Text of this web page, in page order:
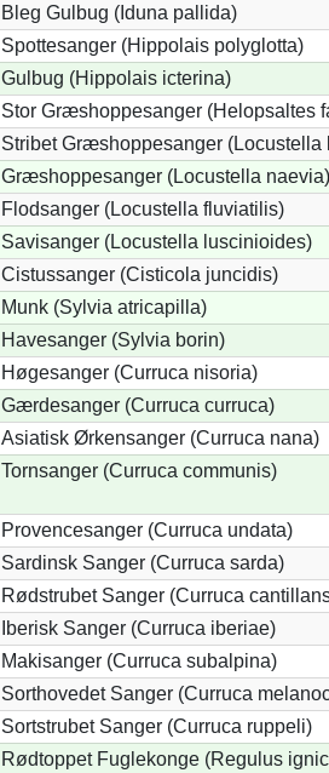
Bleg Gulbug (Iduna pallida)
Spottesanger (Hippolais polyglotta)
Gulbug (Hippolais icterina)
Stor Græshoppesanger (Helopsaltes
Stribet Græshoppesanger (Locustella
Græshoppesanger (Locustella naevia)
Flodsanger (Locustella fluviatilis)
Savisanger (Locustella luscinioides)
Cistussanger (Cisticola juncidis)
Munk (Sylvia atricapilla)
Havesanger (Sylvia borin)
Høgesanger (Curruca nisoria)
Gærdesanger (Curruca curruca)
Asiatisk Ørkensanger (Curruca nana)
Tornsanger (Curruca communis)
Provencesanger (Curruca undata)
Sardinsk Sanger (Curruca sarda)
Rødstrubet Sanger (Curruca
Iberisk Sanger (Curruca iberiae)
Makisanger (Curruca subalpina)
Sorthovedet Sanger (Curruca
Sortstrubet Sanger (Curruca ruppeli)
Rødtoppet Fuglekonge (Regulus